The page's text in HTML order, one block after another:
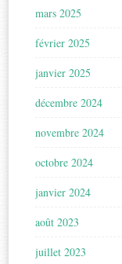
mars 2025
février 2025
janvier 2025
décembre 2024
novembre 2024
octobre 2024
janvier 2024
août 2023
juillet 2023